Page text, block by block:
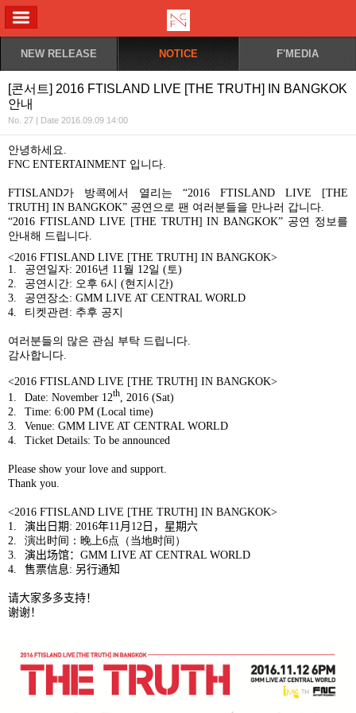
NEW RELEASE NOTICE F'MEDIA
[콘서트] 2016 FTISLAND LIVE [THE TRUTH] IN BANGKOK
안내
No. 27 | Date 2016.09.09 14:00
안녕하세요.
FNC ENTERTAINMENT 입니다.
FTISLAND가 방콕에서 열리는 “2016 FTISLAND LIVE [THE
TRUTH] IN BANGKOK” 공연으로 팬 여러분들을 만나러 갑니다.
“2016 FTISLAND LIVE [THE TRUTH] IN BANGKOK” 공연 정보를
안내해 드립니다.
<2016 FTISLAND LIVE [THE TRUTH] IN BANGKOK>
1.
공연일자: 2016년 11월 12일 (토)
2.
공연시간: 오후 6시 (현지시간)
3.
공연장소: GMM LIVE AT CENTRAL WORLD
4.
티켓관련 : 추후 공지
여러분들의 많은 관심 부탁 드립니다.
감사합니다.
<2016 FTISLAND LIVE [THE TRUTH] IN BANGKOK>
1.
Date: November 12th , 2016 (Sat)
2.
Time: 6:00 PM (Local time)
3.
Venue: GMM LIVE AT CENTRAL WORLD
4.
Ticket Details: To be announced
Please show your love and support.
Thank you.
<2016 FTISLAND LIVE [THE TRUTH] IN BANGKOK>
1.
演出日期 : 2016年11 月 12 日 ， 星期六
2.
演出时间：晚上6点（当地时间）
3.
演出场馆： GMM LIVE AT CENTRAL WORLD
4.
售票信息: 另行通知
请大家多多支持！
谢谢！